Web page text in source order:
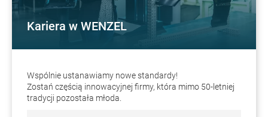
Kariera w WENZEL
Wspólnie ustanawiamy nowe standardy!
Zostań częścią innowacyjnej firmy, która mimo 50-letniej
tradycji pozostała młoda.